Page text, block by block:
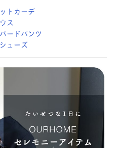
トカーデ
ス
ードパンツ
ューズ